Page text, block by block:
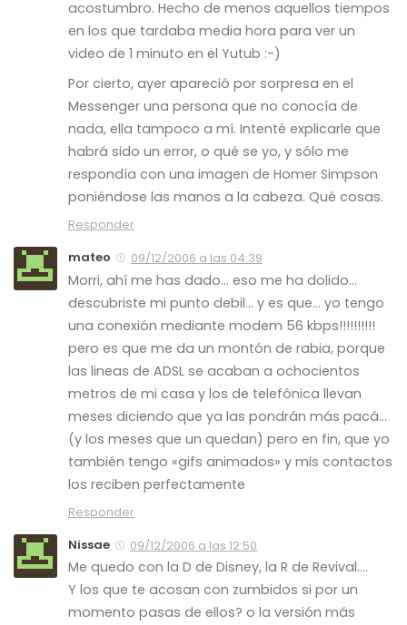
acostumbro. Hecho de menos aquellos tiempos
en los que tardaba media hora para ver un
video de 1 minuto en el Yutub :-)
Por cierto, ayer apareció por sorpresa en el
Messenger una persona que no conocía de
nada, ella tampoco a mí. Intenté explicarle que
habrá sido un error, o qué se yo, y sólo me
respondía con una imagen de Homer Simpson
poniéndose las manos a la cabeza. Qué cosas.
Responder
mateo
09/12/2006 a las 04:39
Morri, ahí me has dado… eso me ha dolido…
descubriste mi punto debil… y es que… yo tengo
una conexión mediante modem 56 kbps!!!!!!!!!!
pero es que me da un montón de rabia, porque
las lineas de ADSL se acaban a ochocientos
metros de mi casa y los de telefónica llevan
meses diciendo que ya las pondrán más pacá…
(y los meses que un quedan) pero en fin, que yo
también tengo «gifs animados» y mis contactos
los reciben perfectamente
Responder
Nissae
09/12/2006 a las 12:50
Me quedo con la D de Disney, la R de Revival….
Y los que te acosan con zumbidos si por un
momento pasas de ellos? o la versión más